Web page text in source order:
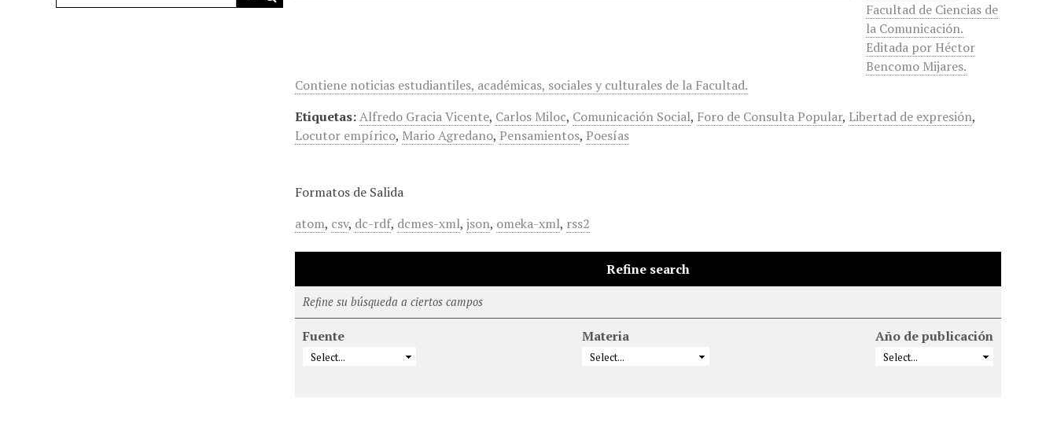
Facultad de Ciencias de
la Comunicación.
Editada por Héctor
Bencomo Mijares.
Contiene noticias estudiantiles, académicas, sociales y culturales de la Facultad.
Etiquetas:Alfredo Gracia Vicente, Carlos Miloc, Comunicación Social, Foro de Consulta Popular, Libertad de expresión,
Locutor empírico, Mario Agredano, Pensamientos, Poesías
Formatos de Salida
atom, csv, dc-rdf, dcmes-xml,json, omeka-xml, rss2
Refine search
Refine su búsqueda a ciertos campos
Fuente Materia Año de publicación